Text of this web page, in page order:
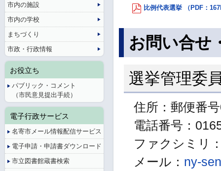
比例代表選挙 （PDF：
お問い合せ
選挙管理委
住所：郵便番
電話番号：
ファクシミリ
メール： ny-
市内の施設
市内の学校
まちづくり
市政・行政情報
お役立ち
パブリック・コメント
（市民意見提出手続）
電子行政サービス
名寄市メール情報配信サービス
電子申請・申請書ダウンロード
市立図書館蔵書検索